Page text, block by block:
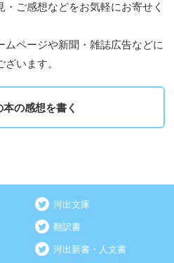
ご感想などをお気軽にお寄せく
ムページや新聞・雑誌広告などに
います。
本の感想を書く
河出文庫
翻訳書
河出新書・人文書